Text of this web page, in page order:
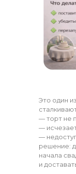
Это один
— торт не
—
—
решение:
начала
и